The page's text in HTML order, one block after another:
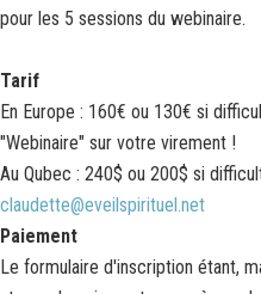
pour les 5 sessions du webinaire.
Tarif
En Europe : 160€ ou 130€ si
"Webinaire" sur votre virement !
Au Qubec : 240$ ou 200$ si
claudette@eveilspirituel.net
Paiement
Le formulaire d'inscription étant,